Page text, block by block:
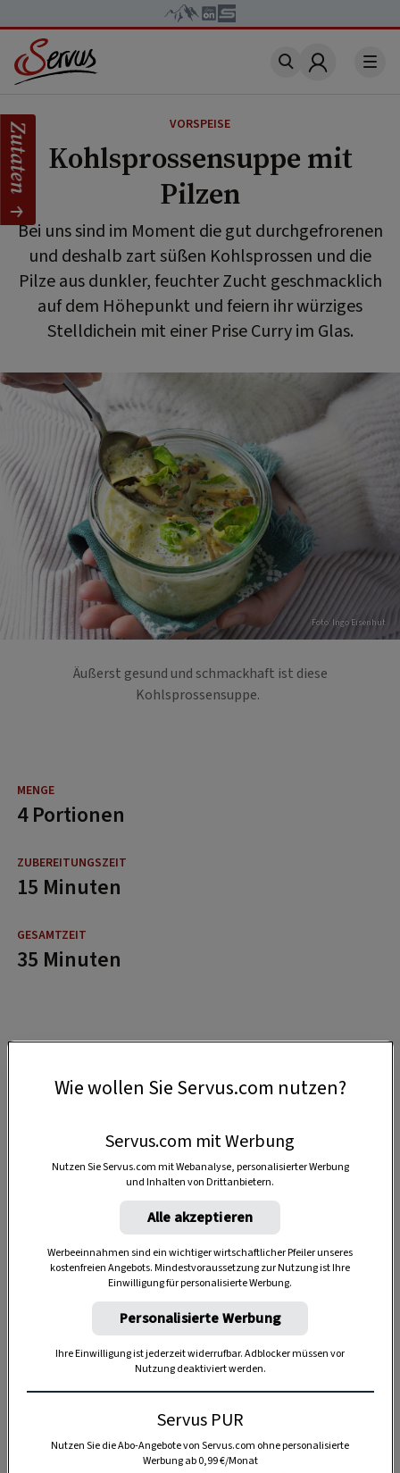
Account
VORSPEISE
Kohlsprossensuppe mit
Pilzen
Bei uns sind im Moment die gut durchgefrorenen
und deshalb zart süßen Kohlsprossen und die
Pilze aus dunkler, feuchter Zucht geschmacklich
auf dem Höhepunkt und feiern ihr würziges
Stelldichein mit einer Prise Curry im Glas.
Foto: Ingo Eisenhut
Äußerst gesund und schmackhaft ist diese
Kohlsprossensuppe.
4 Portionen
15 Minuten
35 Minuten
Anzeige
Zutaten
Wie wollen Sie Servus.com nutzen?
Servus.com mit Werbung
Nutzen Sie Servus.com mit Webanalyse, personalisierter Werbung
und Inhalten von Drittanbietern.
Alle akzeptieren
Werbeeinnahmen sind ein wichtiger wirtschaftlicher Pfeiler unseres
kostenfreien Angebots. Mindestvoraussetzung zur Nutzung ist Ihre
Einwilligung für personalisierte Werbung.
Personalisierte Werbung
Ihre Einwilligung ist jederzeit widerrufbar. Adblocker müssen vor
Nutzung deaktiviert werden.
Servus PUR
Nutzen Sie die Abo-Angebote von Servus.com ohne personalisierte
Werbung ab 0,99 €/Monat